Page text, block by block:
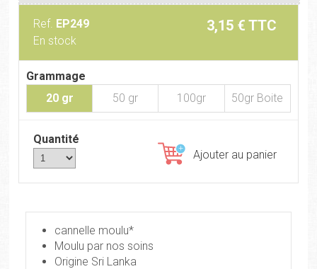
Ref. EP249
En stock
3,15 € TTC
Grammage
20 gr
50 gr 100gr 50gr Boite
Quantité
Ajouter au panier
cannelle moulu*
Moulu par nos soins
Origine Sri Lanka